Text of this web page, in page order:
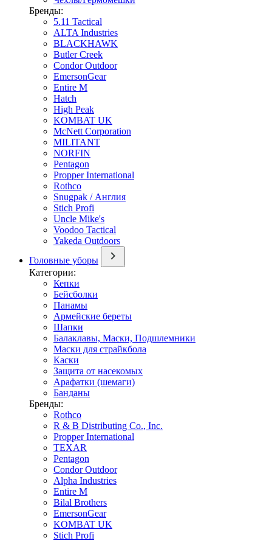
Бренды:
5.11 Tactical
ALTA Industries
BLACKHAWK
Butler Creek
Condor Outdoor
EmersonGear
Entire M
Hatch
High Peak
KOMBAT UK
McNett Corporation
MILITANT
NORFIN
Pentagon
Propper International
Rothco
Snugpak / Англия
Stich Profi
Uncle Mike's
Voodoo Tactical
Yakeda Outdoors
Головные уборы
Категории:
Кепки
Бейсболки
Панамы
Армейские береты
Шапки
Балаклавы, Маски, Подшлемники
Маски для страйкбола
Каски
Защита от насекомых
Арафатки (шемаги)
Банданы
Бренды:
Rothco
R & B Distributing Co., Inc.
Propper International
TEXAR
Pentagon
Condor Outdoor
Alpha Industries
Entire M
Bilal Brothers
EmersonGear
KOMBAT UK
Stich Profi